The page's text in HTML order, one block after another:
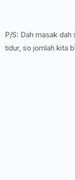
P/S: Dah masak dah
tidur, so jomlah kita